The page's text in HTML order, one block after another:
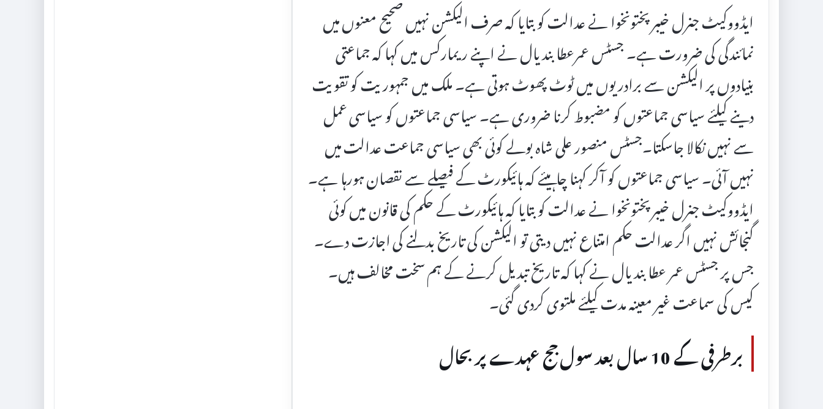
ایڈووکیٹ جنرل خیبر پختونخوا نے عدالت کو بتایا کہ صرف الیکشن نہیں صحیح معنوں میں
نمائندگی کی ضرورت ہے۔ جسٹس عمرعطا بندیال نے اپنے ریمارکس میں کہا کہ جماعتی
بنیادوں پر الیکشن سے برادریوں میں ٹوٹ پھوٹ ہوتی ہے۔ ملک میں جمہوریت کو تقویت
دینے کیلئے سیاسی جماعتوں کو مضبوط کرنا ضروری ہے۔ سیاسی جماعتوں کو سیاسی عمل
سے نہیں نکالا جاسکتا۔جسٹس منصور علی شاہ بولے کوئی بھی سیاسی جماعت عدالت میں
نہیں آئی۔ سیاسی جماعتوں کو آکر کہنا چاہیئے کہ ہائیکورٹ کے فیصلے سے نقصان ہورہا ہے۔
ایڈووکیٹ جنرل خیبرپختونخوا نے عدالت کو بتایا کہ ہائیکورٹ کے حکم کی قانون میں کوئی
گنجائش نہیں اگر عدالت حکم امتناع نہیں دیتی تو الیکشن کی تاریخ بدلنے کی اجازت دے۔
جس پر جسٹس عمر عطا بندیال نے کہا کہ تاریخ تبدیل کرنے کے ہم سخت مخالف ہیں۔
کیس کی سماعت غیر معینہ مدت کیلئے ملتوی کردی گئی۔
برطرفی کے 10 سال بعد سول جج عہدے پر بحال